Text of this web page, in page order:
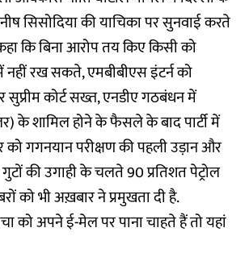
सिसोदिया की याचिका पर सुनवाई करते
कि बिना आरोप तय किए किसी को
रख सकते, एमबीबीएस इंटर्न को
सुप्रीम कोर्ट सख्त, एनडीए गठबंधन में
के शामिल होने के फैसले के बाद पार्टी में
को गगनयान परीक्षण की पहली उड़ान और
की उगाही के चलते 90 प्रतिशत पेट्रोल
को भी अख़बार ने प्रमुखता दी है.
को अपने ई-मेल पर पाना चाहते हैं तोयहां